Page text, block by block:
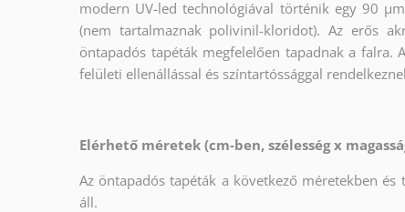
modern UV-led technológiával történik egy 90
(nem tartalmaznak polivinil-kloridot). Az erős
öntapadós tapéták megfelelően tapadnak a falra.
felületi ellenállással és színtartóssággal
Elérhető méretek (cm-ben, szélesség x
Az öntapadós tapéták a következő méretekben
áll.